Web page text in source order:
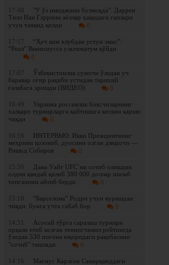
17:48
"У ўз имиджини бузмоқда". Даррен
Тилл Иан Гэррини аёллар ҳақидаги гаплари
учун танқид қилди
0
17:17
“Ҳеч ким клубдан устун эмас”:
“Реал” Винисиусга ультиматум қўйди
0
17:07
Ўзбекистонлик сумочи ўзидан уч
баравар оғир рақиби устидан тарихий
ғалабага эришди (ВИДЕО)
0
16:49
Украина россиялик боксчиларнинг
халқаро турнирларга қайтишига кескин қарши
чиқди
0
16:16
ИНТЕРВЬЮ. Икки Президентнинг
меҳрини қозониб, дуосини олган дзюдочи —
Ришод Собиров
0
15:50
Дана Уайт UFC`ни сотиб олишдан
олдин қандай қилиб 380 000 доллар ишлаб
топганини айтиб берди
0
15:18
“Барселона” Родри учун курашдан
чиқди: бунга учта сабаб бор
0
14:51
Асосий тўрга саралаш турнири
орқали етиб келган теннисчимиз рейтингда
ўзидан 530 поғона юқоридаги рақибасини
"сочиб" ташлади
0
14:16
Магнус Карлсен Самарқанддаги